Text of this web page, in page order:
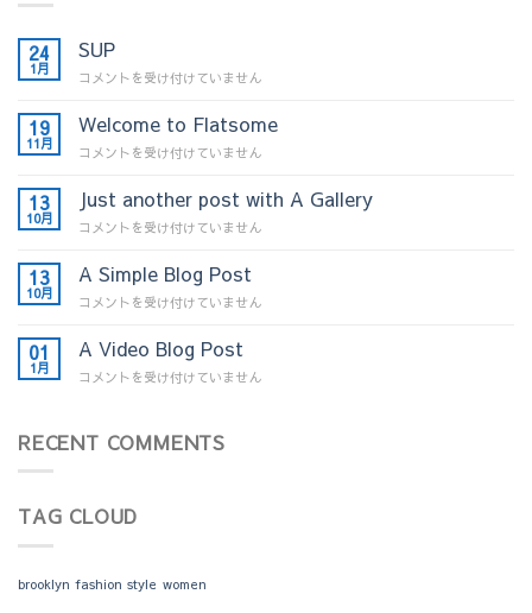
24
1月
SUP
SUP
コメントを受け付けていません
19
11月
Welcome to Flatsome
Welcome
Flatsome
は
コメントを受け付けていません
13
10月
Just another post with A Gallery
Just
post
with
A
は
コメントを受け付けていません
13
10月
A Simple Blog Post
A
Blog
Post
は
コメントを受け付けていません
01
1月
A Video Blog Post
A
Post
コメントを受け付けていません
RECENT COMMENTS
TAG CLOUD
brooklyn fashion style women